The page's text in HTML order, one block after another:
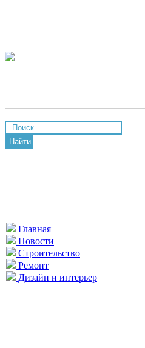
Найти
Главная
Новости
Строительство
Ремонт
Дизайн и интерьер